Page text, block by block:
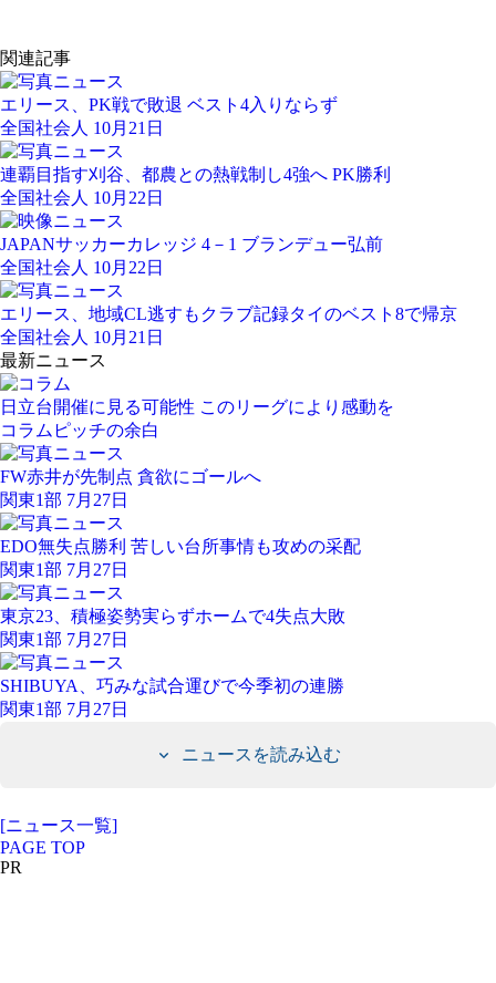
関連記事
エリース、PK戦で敗退 ベスト4入りならず
全国社会人 10月21日
連覇目指す刈谷、都農との熱戦制し4強へ PK勝利
全国社会人 10月22日
JAPANサッカーカレッジ 4－1 ブランデュー弘前
全国社会人 10月22日
エリース、地域CL逃すもクラブ記録タイのベスト8で帰京
全国社会人 10月21日
最新ニュース
日立台開催に見る可能性 このリーグにより感動を
コラム ピッチの余白
FW赤井が先制点 貪欲にゴールへ
関東1部 7月27日
EDO無失点勝利 苦しい台所事情も攻めの采配
関東1部 7月27日
東京23、積極姿勢実らずホームで4失点大敗
関東1部 7月27日
SHIBUYA、巧みな試合運びで今季初の連勝
関東1部 7月27日
ニュースを読み込む
[ニュース一覧]
PAGE TOP
PR